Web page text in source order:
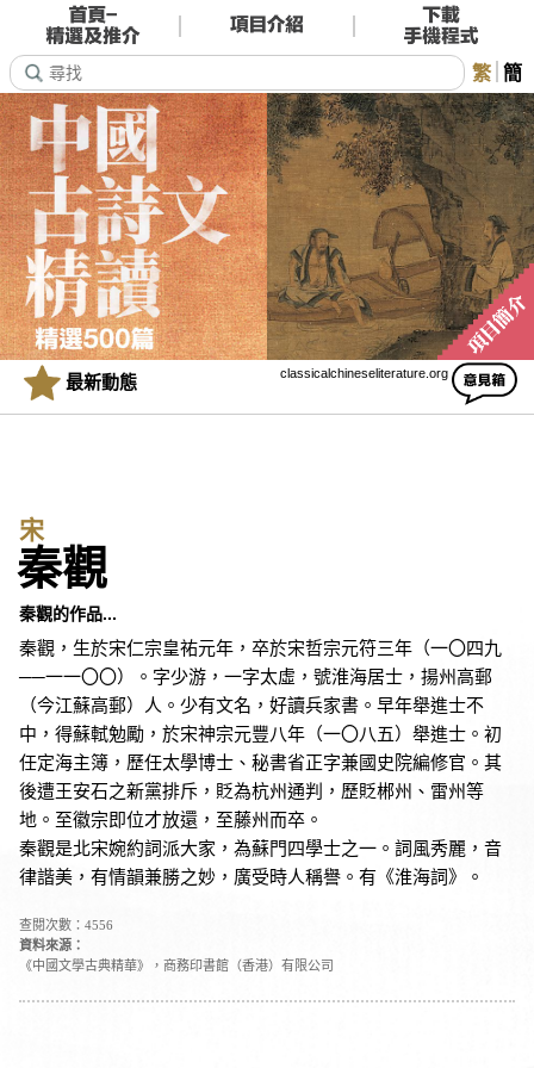
繁 簡
classicalchineseliterature.org
最新動態
宋
秦觀
秦觀的作品...
秦觀，生於宋仁宗皇祐元年，卒於宋哲宗元符三年（一〇四九
──一一〇〇）。字少游，一字太虛，號淮海居士，揚州高郵
（今江蘇高郵）人。少有文名，好讀兵家書。早年舉進士不
中，得蘇軾勉勵，於宋神宗元豐八年（一〇八五）舉進士。初
任定海主簿，歷任太學博士、秘書省正字兼國史院編修官。其
後遭王安石之新黨排斥，貶為杭州通判，歷貶郴州、雷州等
地。至徽宗即位才放還，至藤州而卒。
秦觀是北宋婉約詞派大家，為蘇門四學士之一。詞風秀麗，音
律諧美，有情韻兼勝之妙，廣受時人稱譽。有《淮海詞》。
查閱次數：4556
資料來源：
《中國文學古典精華》，商務印書館（香港）有限公司